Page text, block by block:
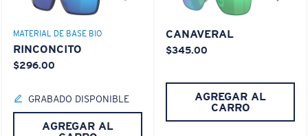
MATERIAL DE BASE BIO
RINCONCITO
$296.00
GRABADO DISPONIBLE
AGREGAR AL
CANAVERAL
$345.00
AGREGAR AL
CARRO